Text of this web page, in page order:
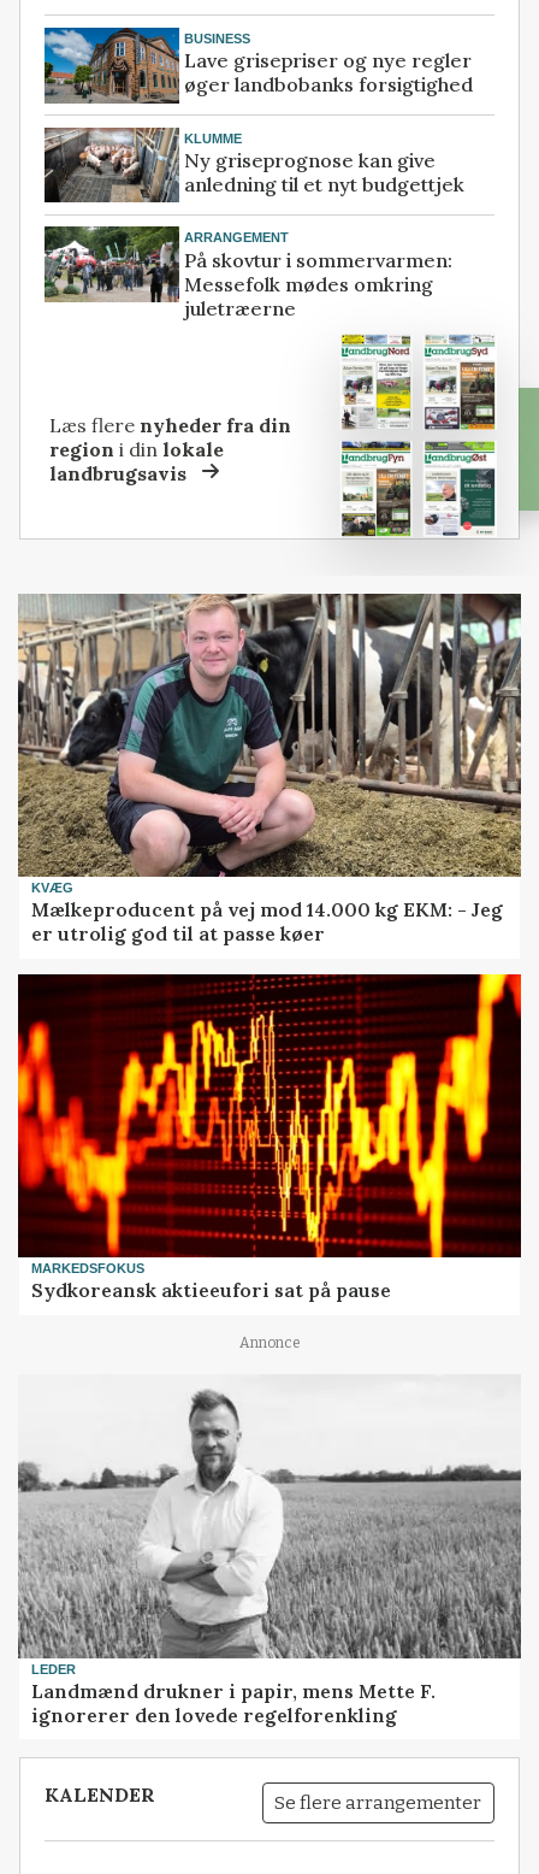
BUSINESS
Lave grisepriser og nye regler
øger landbobanks forsigtighed
KLUMME
Ny griseprognose kan give
anledning til et nyt budgettjek
ARRANGEMENT
På skovtur i sommervarmen:
Messefolk mødes omkring
juletræerne
Læs flere nyheder fra din
region i dinlokale
landbrugsavis
KVÆG
Mælkeproducent på vej mod 14.000 kg EKM: - Jeg
er utrolig god til at passe køer
MARKEDSFOKUS
Sydkoreansk aktieeufori sat på pause
Annonce
LEDER
Landmænd drukner i papir, mens Mette F.
ignorerer den lovede regelforenkling
KALENDER Se flere arrangementer